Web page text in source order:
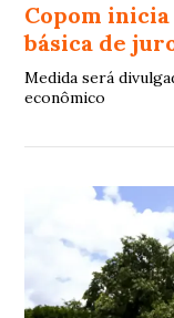
Copom
básica de
Medida será
econômico